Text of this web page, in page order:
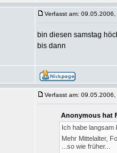
Verfasst am:
bin diesen samstag
bis dann
Verfasst am:
Anonymous hat
Ich habe langsam
Mehr Mittelalter,
...so wie früher...